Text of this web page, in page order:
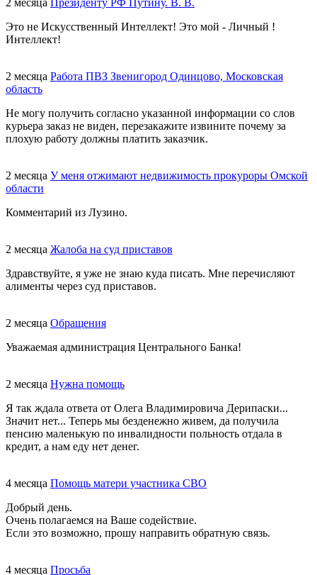
Это не Искусственный Интеллект! Это мой - Личный !
Интеллект!
2 месяца Работа ПВЗ Звенигород Одинцово, Московская
область
Не могу получить согласно указанной информации со слов
курьера заказ не виден, перезакажите извините почему за
плохую работу должны платить заказчик.
2 месяца У меня отжимают недвижимость прокуроры Омской
области
Комментарий из Лузино.
2 месяца Жалоба на суд приставов
Здравствуйте, я уже не знаю куда писать. Мне перечисляют
алименты через суд приставов.
2 месяца Обращения
Уважаемая администрация Центрального Банка!
2 месяца Нужна помощь
Я так ждала ответа от Олега Владимировича Дерипаски...
Значит нет... Теперь мы безденежно живем, да получила
пенсию маленькую по инвалидности польность отдала в
кредит, а нам еду нет денег.
4 месяца Помощь матери участника СВО
Добрый день.
Очень полагаемся на Ваше содействие.
Если это возможно, прошу направить обратную связь.
4 месяца Просьба